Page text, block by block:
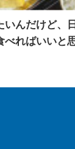
いんだけど、
べればいいと